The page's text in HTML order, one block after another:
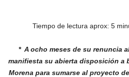
Tiempo de lectura aprox: 5
* A ocho meses de su renuncia
manifiesta su abierta disposición a
Morena para sumarse al proyecto